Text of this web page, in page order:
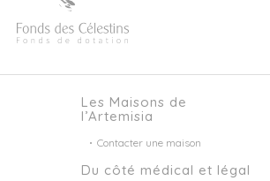
Les Maisons de
l’Artemisia
Contacter une maison
Du côté médical et légal